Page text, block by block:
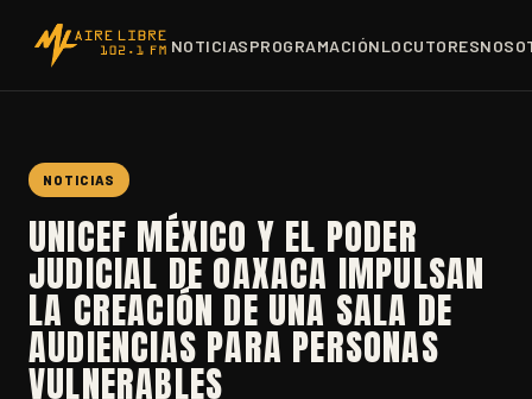
NOTICIASPROGRAMACIÓNLOCUTORES
NOTICIAS
UNICEF MÉXICO Y EL PODER
JUDICIAL DE OAXACA IMPULSAN
LA CREACIÓN DE UNA SALA DE
AUDIENCIAS PARA PERSONAS
VULNERABLES